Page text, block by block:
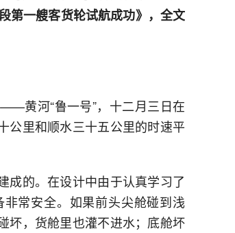
第一艘客货轮试航成功》，全文
黄河“鲁一号”，十二月三日在
公里和顺水三十五公里的时速平
成的。在设计中由于认真学习了
常安全。如果前头尖舱碰到浅
坏，货舱里也灌不进水；底舱坏